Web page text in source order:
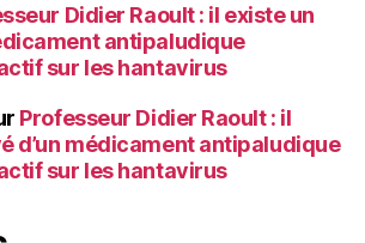
Didier Raoult : il existe un
antipaludique
sur les hantavirus
Professeur Didier Raoult : il
d’un médicament antipaludique
sur les hantavirus